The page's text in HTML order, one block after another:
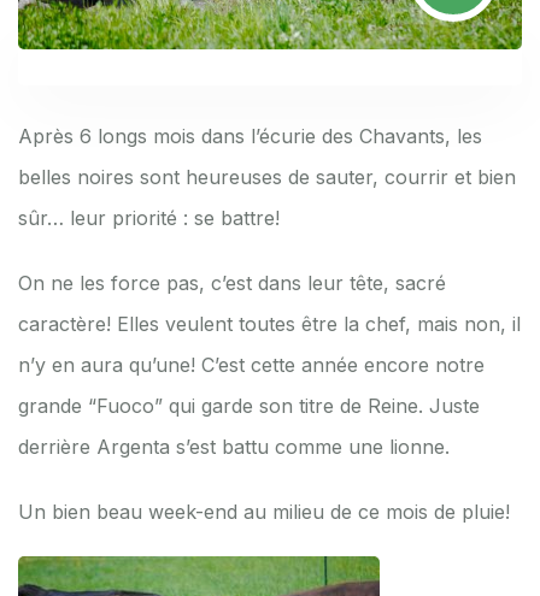
Après 6 longs mois dans l’écurie des Chavants, les
belles noires sont heureuses de sauter, courrir et bien
sûr… leur priorité : se battre!
On ne les force pas, c’est dans leur tête, sacré
caractère! Elles veulent toutes être la chef, mais non, il
n’y en aura qu’une! C’est cette année encore notre
grande “Fuoco” qui garde son titre de Reine. Juste
derrière Argenta s’est battu comme une lionne.
Un bien beau week-end au milieu de ce mois de pluie!